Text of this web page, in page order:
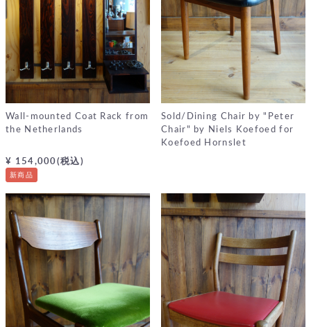
Wall-mounted Coat Rack from
the Netherlands
¥ 154,000(税込)
新商品
Sold/Dining Chair by "Peter
Chair" by Niels Koefoed for
Koefoed Hornslet